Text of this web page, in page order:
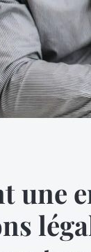
une